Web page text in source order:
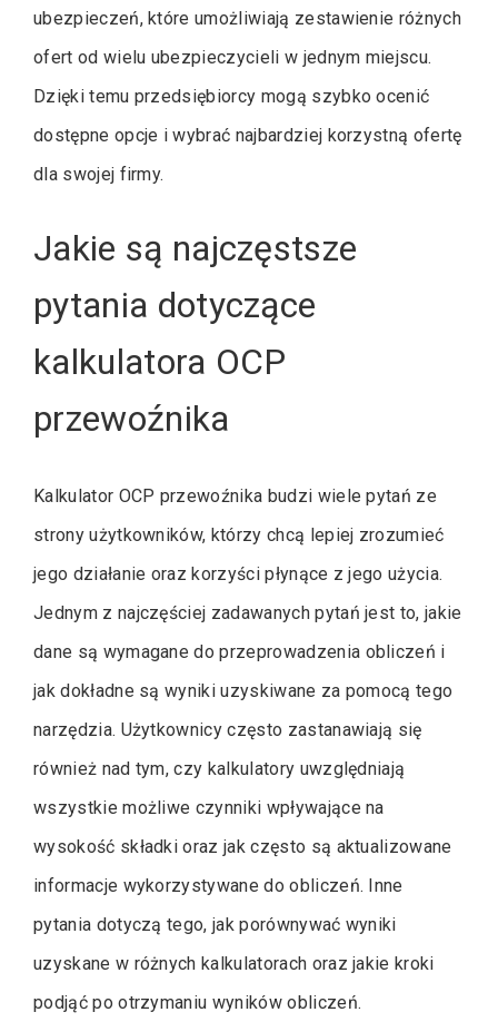
ubezpieczeń, które umożliwiają zestawienie różnych
ofert od wielu ubezpieczycieli w jednym miejscu.
Dzięki temu przedsiębiorcy mogą szybko ocenić
dostępne opcje i wybrać najbardziej korzystną ofertę
dla swojej firmy.
Jakie są najczęstsze
pytania dotyczące
kalkulatora OCP
przewoźnika
Kalkulator OCP przewoźnika budzi wiele pytań ze
strony użytkowników, którzy chcą lepiej zrozumieć
jego działanie oraz korzyści płynące z jego użycia.
Jednym z najczęściej zadawanych pytań jest to, jakie
dane są wymagane do przeprowadzenia obliczeń i
jak dokładne są wyniki uzyskiwane za pomocą tego
narzędzia. Użytkownicy często zastanawiają się
również nad tym, czy kalkulatory uwzględniają
wszystkie możliwe czynniki wpływające na
wysokość składki oraz jak często są aktualizowane
informacje wykorzystywane do obliczeń. Inne
pytania dotyczą tego, jak porównywać wyniki
uzyskane w różnych kalkulatorach oraz jakie kroki
podjąć po otrzymaniu wyników obliczeń.